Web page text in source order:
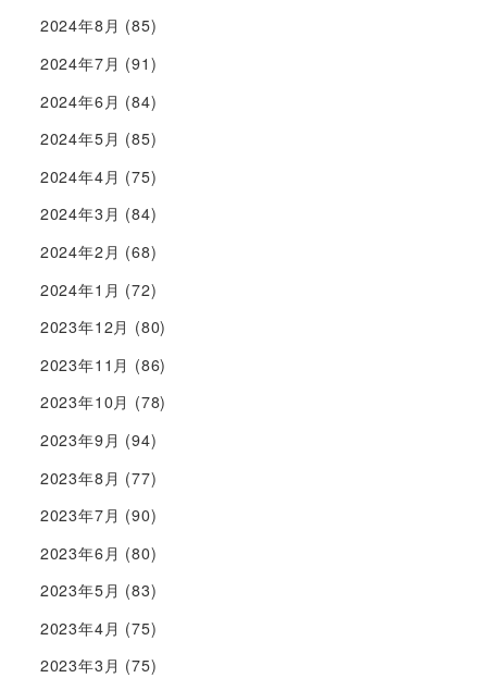
2024年8月 (85)
2024年7月 (91)
2024年6月 (84)
2024年5月 (85)
2024年4月 (75)
2024年3月 (84)
2024年2月 (68)
2024年1月 (72)
2023年12月 (80)
2023年11月 (86)
2023年10月 (78)
2023年9月 (94)
2023年8月 (77)
2023年7月 (90)
2023年6月 (80)
2023年5月 (83)
2023年4月 (75)
2023年3月 (75)